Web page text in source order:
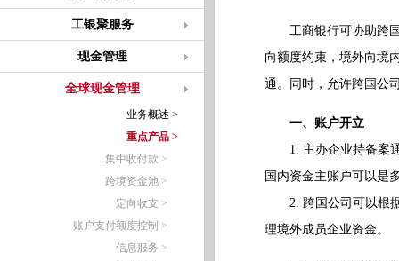
工银聚服务
现金管理
全球现金管理
业务概述 >
重点产品 >
集中收付款 >
跨境资金池 >
定向收支 >
账户支付额度控制 >
信息服务 >
工商银行可协助跨国
向额度约束，境外向境
通。同时，允许跨国公
一、账户开立
1. 主办企业持备案通
国内资金主账户可以是
2. 跨国公司可以根据
理境外成员企业资金。